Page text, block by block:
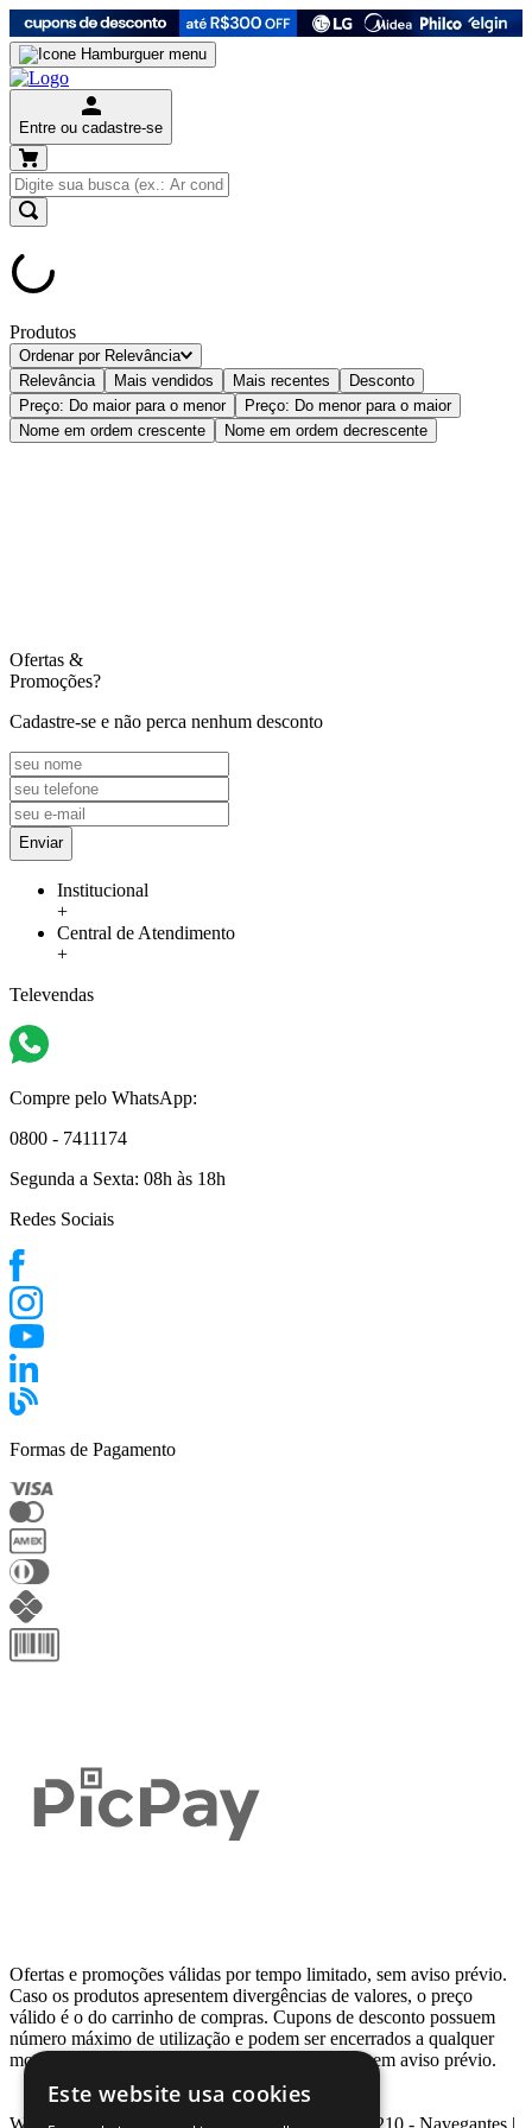
Entre ou cadastre-se
Produtos
Ordenar por Relevância
Relevância
Mais vendidos Mais recentes
Desconto
Preço: Do maior para o menor
Preço: Do menor para o maior
Nome em ordem crescente
Nome em ordem decrescente
Ofertas &
Promoções?
Cadastre-se e não perca nenhum desconto
Enviar
Institucional
+
Central de Atendimento
+
Televendas
Compre pelo WhatsApp:
0800 - 7411174
Segunda a Sexta: 08h às 18h
Redes Sociais
Formas de Pagamento
Ofertas e promoções válidas por tempo limitado, sem aviso prévio.
Caso os produtos apresentem divergências de valores, o preço
válido é o do carrinho de compras. Cupons de desconto possuem
número máximo de utilização e podem ser encerrados a qualquer
momento, de acordo com sua disponibilidade e sem aviso prévio.
Este website usa cookies